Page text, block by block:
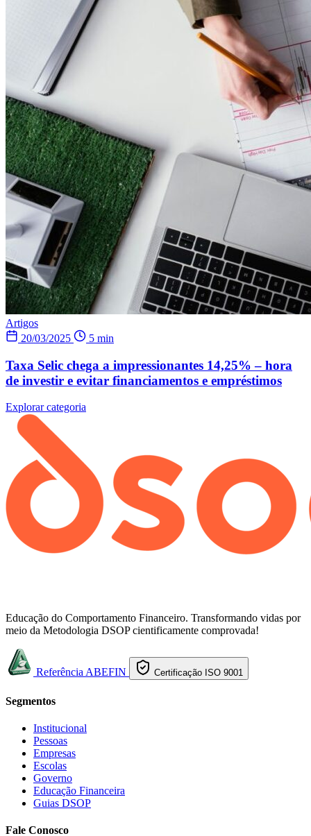
Artigos
20/03/2025
5 min
Taxa Selic chega a impressionantes 14,25% – hora
de investir e evitar financiamentos e empréstimos
Explorar categoria
Educação do Comportamento Financeiro. Transformando vidas por
meio da Metodologia DSOP cientificamente comprovada!
Referência ABEFIN Certificação ISO 9001
Segmentos
Institucional
Pessoas
Empresas
Escolas
Governo
Educação Financeira
Guias DSOP
Fale Conosco